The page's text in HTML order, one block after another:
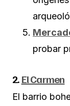
probar
2.El Carmen
El barrio